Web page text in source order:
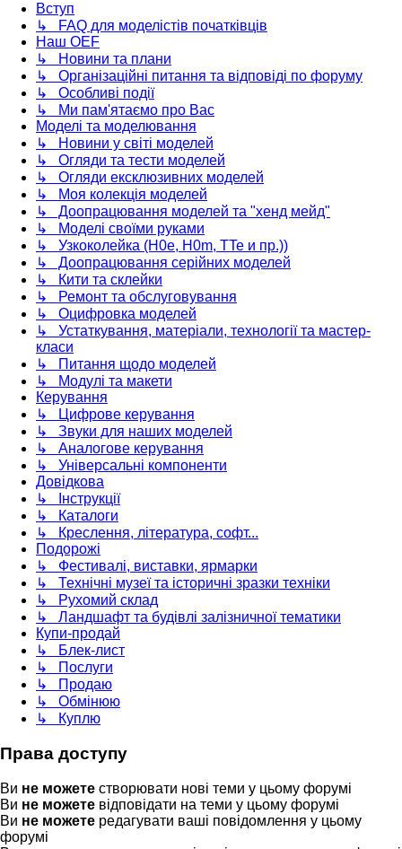
Вступ
↳ FAQ для моделістів початківців
Наш OEF
↳ Новини та плани
↳ Організаційні питання та відповіді по форуму
↳ Особливі події
↳ Ми пам'ятаємо про Вас
Моделі та моделювання
↳ Новини у світі моделей
↳ Огляди та тести моделей
↳ Огляди ексклюзивних моделей
↳ Моя колекція моделей
↳ Доопрацювання моделей та "хенд мейд"
↳ Моделі своїми руками
↳ Узкоколейка (H0e, H0m, TTe и пр.))
↳ Доопрацювання серійних моделей
↳ Кити та склейки
↳ Ремонт та обслуговування
↳ Оцифровка моделей
↳ Устаткування, матеріали, технології та мастер-
класи
↳ Питання щодо моделей
↳ Модулі та макети
Керування
↳ Цифрове керування
↳ Звуки для наших моделей
↳ Аналогове керування
↳ Універсальні компоненти
Довідкова
↳ Інструкції
↳ Каталоги
↳ Креслення, література, софт...
Подорожі
↳ Фестивалі, виставки, ярмарки
↳ Технічні музеї та історичні зразки техніки
↳ Рухомий склад
↳ Ландшафт та будівлі залізничної тематики
Купи-продай
↳ Блек-лист
↳ Послуги
↳ Продаю
↳ Обмінюю
↳ Куплю
Права доступу
Ви не можете створювати нові теми у цьому форумі
Ви не можете відповідати на теми у цьому форумі
Ви не можете редагувати ваші повідомлення у цьому
форумі